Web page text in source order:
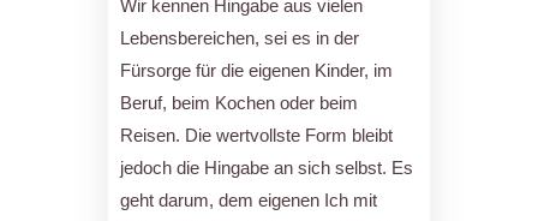
Wir kennen Hingabe aus vielen
Lebensbereichen, sei es in der
Fürsorge für die eigenen Kinder, im
Beruf, beim Kochen oder beim
Reisen. Die wertvollste Form bleibt
jedoch die Hingabe an sich selbst. Es
geht darum, dem eigenen Ich mit